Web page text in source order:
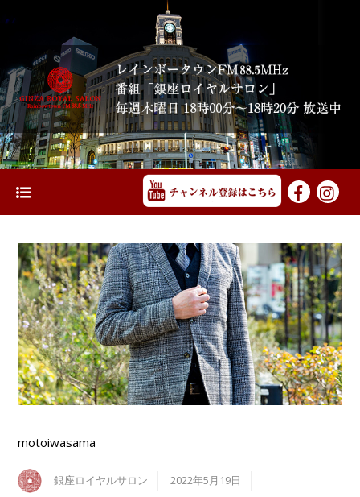
motoiwasama
銀座ロイヤルサロン 2022年5月19日